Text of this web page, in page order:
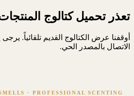
تعذر تحميل كتالوج
أوقفنا عرض الكتالوج القديم تلقائياً.
الاتصال بالمصدر الحي.
· PROFESSIONAL SCENTING